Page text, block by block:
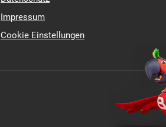
Impressum
Cookie Einstellungen